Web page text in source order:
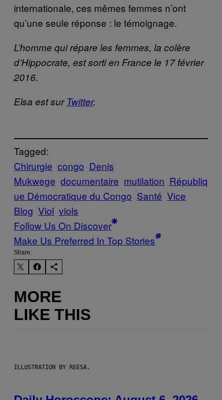
internationale, ces mêmes femmes n’ont
qu’une seule réponse : le témoignage.
L’homme qui répare les femmes, la colère
d’Hippocrate, est sorti en France le 17 février
2016.
Elsa est surTwitter.
Tagged:
Chirurgie congo Denis
Mukwege documentaire mutilation Républiq
ue Démocratique du Congo Santé Vice
Blog Viol viols
Follow Us On Discover
Make Us Preferred In Top Stories
Share:
MORE
LIKE THIS
ILLUSTRATION BY REESA.